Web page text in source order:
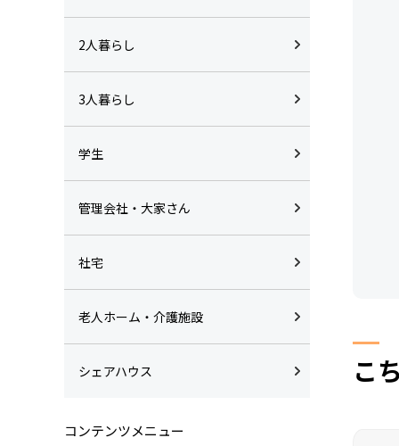
こ
2人暮らし
3人暮らし
学生
管理会社・大家さん
社宅
老人ホーム・介護施設
シェアハウス
コンテンツメニュー